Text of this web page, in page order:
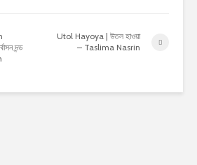
দন্ড
Utol Hayoya | উতল হাওয়া
– Taslima Nasrin